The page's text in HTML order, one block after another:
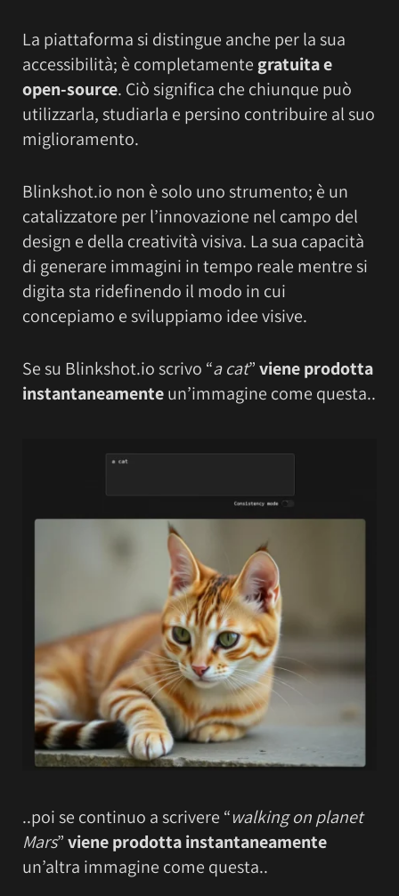
La piattaforma si distingue anche per la sua
accessibilità; è completamente gratuita e
open-source. Ciò significa che chiunque può
utilizzarla, studiarla e persino contribuire al suo
miglioramento.
Blinkshot.io non è solo uno strumento; è un
catalizzatore per l’innovazione nel campo del
design e della creatività visiva. La sua capacità
di generare immagini in tempo reale mentre si
digita sta ridefinendo il modo in cui
concepiamo e sviluppiamo idee visive.
Se su Blinkshot.io scrivo “a cat”viene prodotta
instantaneamenteun’immagine come questa..
..poi se continuo a scrivere “walking on planet
Mars”viene prodotta instantaneamente
un’altra immagine come questa..